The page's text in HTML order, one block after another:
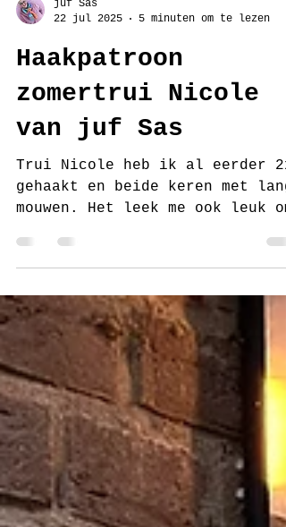
juf Sas
22 jul 2025
5 minuten om te lezen
Haakpatroon
zomertrui Nicole
van juf Sas
Trui Nicole heb ik al eerder 2x
gehaakt en beide keren met lange
zomerse...